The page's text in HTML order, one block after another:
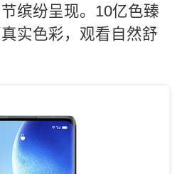
缤纷呈现。10亿色臻
实色彩，观看自然舒